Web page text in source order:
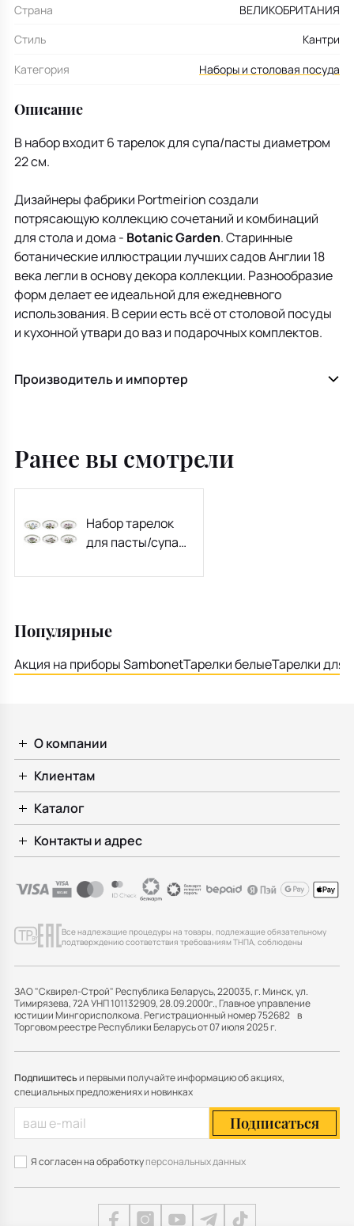
Страна
ВЕЛИКОБРИТАНИЯ
Стиль
Кантри
Категория
Наборы и столовая посуда
Описание
В набор входит 6 тарелок для супа/пасты диаметром
22 см.
Дизайнеры фабрики Portmeirion создали
потрясающую коллекцию сочетаний и комбинаций
для стола и дома - Botanic Garden. Старинные
ботанические иллюстрации лучших садов Англии 18
века легли в основу декора коллекции. Разнообразие
форм делает ее идеальной для ежедневного
использования. В серии есть всё от столовой посуды
и кухонной утвари до ваз и подарочных комплектов.
Производитель и импортер
Ранее вы смотрели
Набор тарелок
для пасты/супа
см, 6 шт
Популярные
Акция на приборы SambonetТарелки белыеТарелки для
О компании
Клиентам
Каталог
Контакты и адрес
Все надлежащие процедуры на товары, подлежащие обязательному
подтверждению соответствия требованиям ТНПА, соблюдены
ЗАО "Сквирел-Строй" Республика Беларусь, 220035, г. Минск, ул.
Тимирязева, 72А УНП 101132909, 28.09.2000г., Главное управление
юстиции Мингорисполкома. Регистрационный номер 752682 в
Торговом реестре Республики Беларусь от 07 июля 2025 г.
Подпишитесьи первыми получайте информацию об акциях,
специальных предложениях и новинках
Подписаться
Я согласен на обработкуперсональных данных